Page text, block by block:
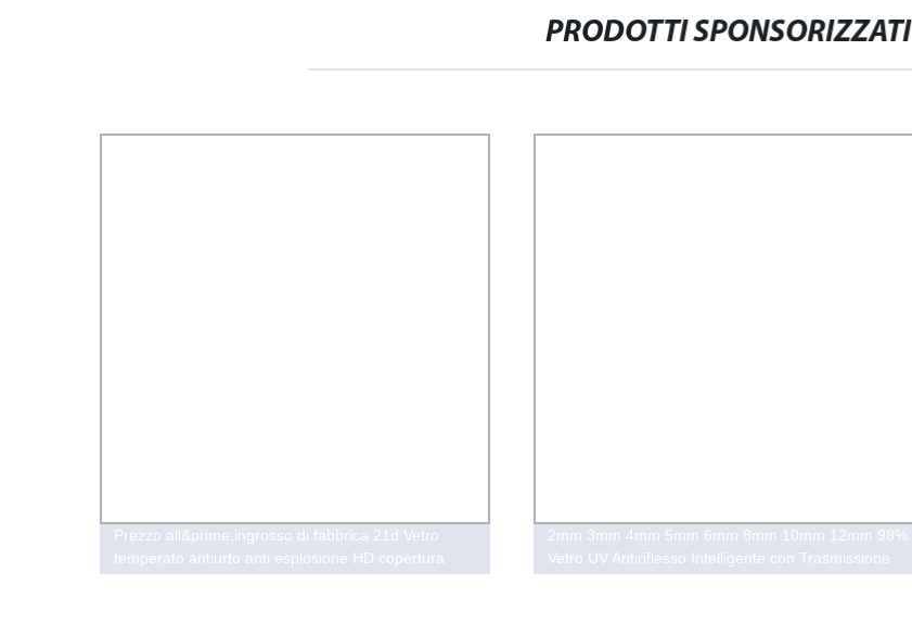
PRODOTTI SPONSORIZZATI
Prezzo all&prime;ingrosso di fabbrica 21d Vetro
temperato antiurto anti esplosione HD copertura
2mm 3mm 4mm 5mm 6mm 8mm 10mm 12mm 98%
Vetro UV Antiriflesso Intelligente con Trasmissione